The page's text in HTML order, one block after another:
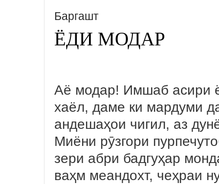
Баргашт
ЁДИ МОДАР
Аё модар! Имшаб асири
хаёл, даме ки мардуми
андешаҳои чигил, аз
Миёни рӯзгори
зери абри бадгуҳар
ваҳм меандохт, чеҳраи